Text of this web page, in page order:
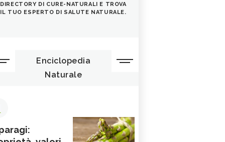
DIRECTORY DI CURE-NATURALI E TROVA
IL TUO ESPERTO DI SALUTE NATURALE.
Enciclopedia
Naturale